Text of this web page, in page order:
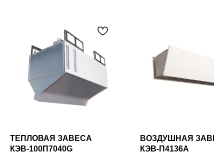
ТЕПЛОВАЯ ЗАВЕСА
КЭВ-100П7040G
ВОЗДУШНАЯ
КЭВ-П4136A